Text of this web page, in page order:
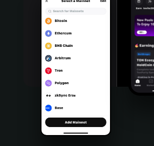
Português (Portugal)
Bahasa Indonesia
Português (Brasil)
Español (Argentina)